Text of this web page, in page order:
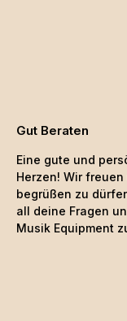
Gut Beraten
Eine gute und
Herzen! Wir
begrüßen zu
all deine Fragen
Musik Equipment